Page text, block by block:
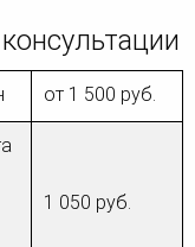
от 1 500 руб.
1 050 руб.